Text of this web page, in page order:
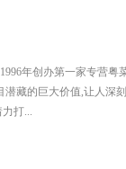
年创办第一家专营粤
潜藏的巨大价值,让人深
打...